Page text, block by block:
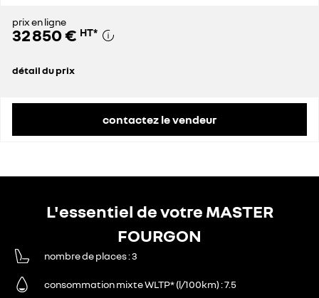
prix en ligne
32 850 € HT*
détail du prix
contactez le vendeur
L'essentiel de votre MASTER
FOURGON
nombre de places 3
consommation mixte WLTP* (l/100km) 7.5